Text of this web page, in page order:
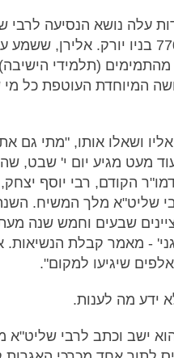
עלה נושא הנסיעה לרבי
מלך המשיח ל־770 בניו יורק. אלירן,
מהתמימים (תלמידי
המיוחדת העוטפת כל מי
ושאלו אותו, "מתי גם
עוד מעט מגיע יום י' שבט,
הקודם, רבי יוסף
שליט"א מלך המשיח.
שבעים וחמש שנה
- מאמר קבלת הנשיאות.
שיגיעו למקום".
ידע מה לענות.
ישב וכתב לרבי שליט"א